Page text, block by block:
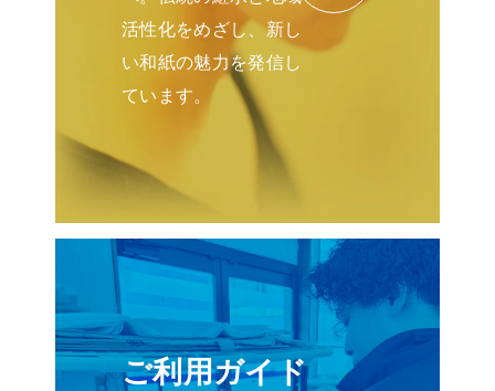
活性化をめざし、新し
い和紙の魅力を発信し
ています。
ご利用ガイド